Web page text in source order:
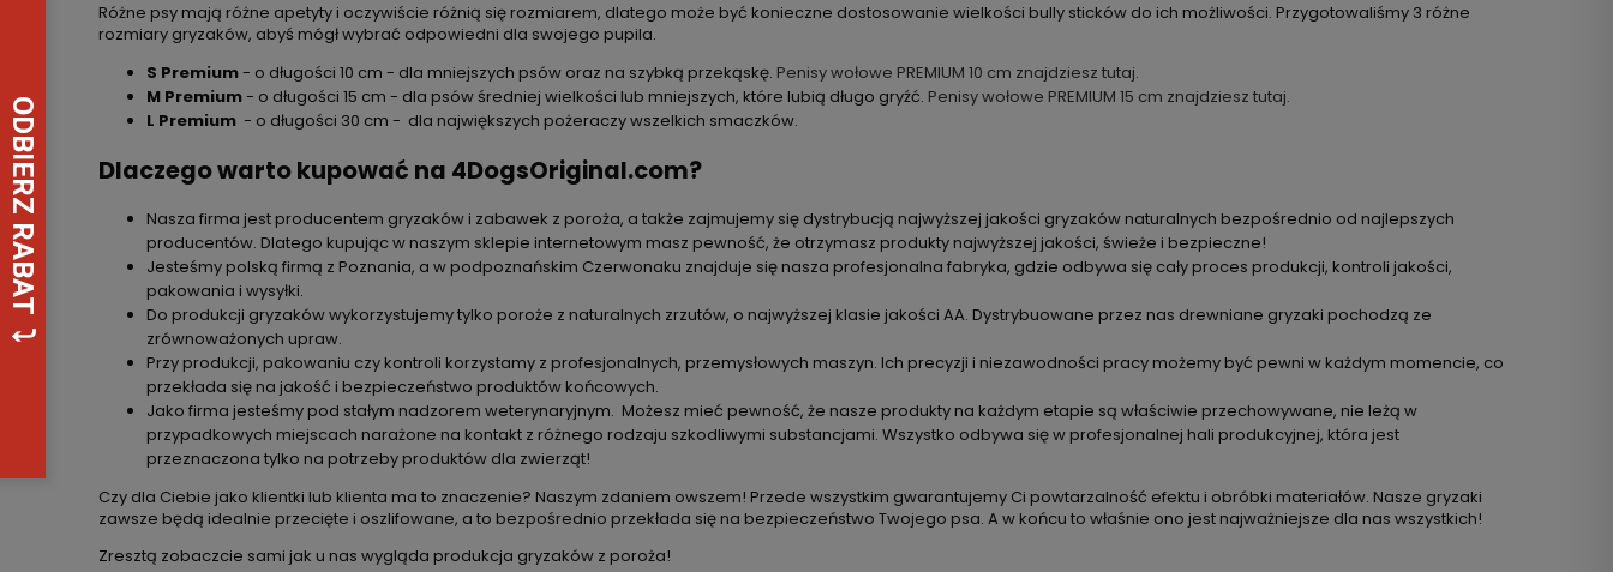
Różne psy mają różne apetyty i oczywiście różnią się rozmiarem, dlatego może być konieczne dostosowanie wielkości bully sticków do ich możliwości. Przygotowaliśmy 3 różne
rozmiary gryzaków, abyś mógł wybrać odpowiedni dla swojego pupila.
S Premium- o długości 10 cm - dla mniejszych psów oraz na szybką przekąskę. Penisy wołowe PREMIUM 10 cm znajdziesz tutaj.
M Premium- o długości 15 cm - dla psów średniej wielkości lub mniejszych, które lubią długo gryźć. Penisy wołowe PREMIUM 15 cm znajdziesz tutaj.
L Premium - o długości 30 cm - dla największych pożeraczy wszelkich smaczków.
Dlaczego warto kupować na 4DogsOriginal.com?
Nasza firma jest producentem gryzaków i zabawek z poroża, a także zajmujemy się dystrybucją najwyższej jakości gryzaków naturalnych bezpośrednio od najlepszych
producentów. Dlatego kupując w naszym sklepie internetowym masz pewność, że otrzymasz produkty najwyższej jakości, świeże i bezpieczne!
Jesteśmy polską firmą z Poznania, a w podpoznańskim Czerwonaku znajduje się nasza profesjonalna fabryka, gdzie odbywa się cały proces produkcji, kontroli jakości,
pakowania i wysyłki.
Do produkcji gryzaków wykorzystujemy tylko poroże z naturalnych zrzutów, o najwyższej klasie jakości AA. Dystrybuowane przez nas drewniane gryzaki pochodzą ze
zrównoważonych upraw.
Przy produkcji, pakowaniu czy kontroli korzystamy z profesjonalnych, przemysłowych maszyn. Ich precyzji i niezawodności pracy możemy być pewni w każdym momencie, co
przekłada się na jakość i bezpieczeństwo produktów końcowych.
Jako firma jesteśmy pod stałym nadzorem weterynaryjnym. Możesz mieć pewność, że nasze produkty na każdym etapie są właściwie przechowywane, nie leżą w
przypadkowych miejscach narażone na kontakt z różnego rodzaju szkodliwymi substancjami. Wszystko odbywa się w profesjonalnej hali produkcyjnej, która jest
przeznaczona tylko na potrzeby produktów dla zwierząt!
Czy dla Ciebie jako klientki lub klienta ma to znaczenie? Naszym zdaniem owszem! Przede wszystkim gwarantujemy Ci powtarzalność efektu i obróbki materiałów. Nasze gryzaki
zawsze będą idealnie przecięte i oszlifowane, a to bezpośrednio przekłada się na bezpieczeństwo Twojego psa. A w końcu to właśnie ono jest najważniejsze dla nas wszystkich!
Zresztą zobaczcie sami jak u nas wygląda produkcja gryzaków z poroża!